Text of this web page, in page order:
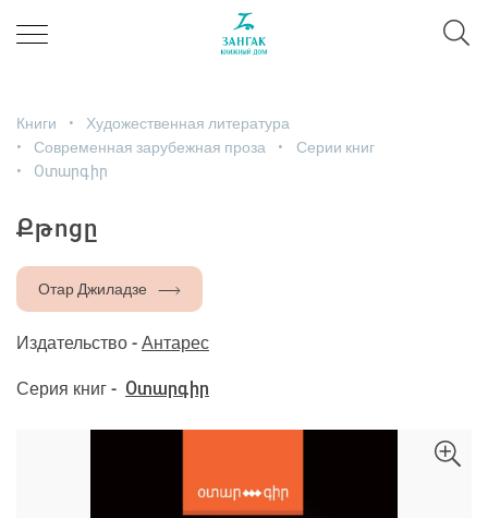
Книги
Художественная литература
Современная зарубежная проза
Серии книг
Օտարգիր
Քթոցը
Отар Джиладзе
Издательство - Антарес
Серия книг - Օտարգիր